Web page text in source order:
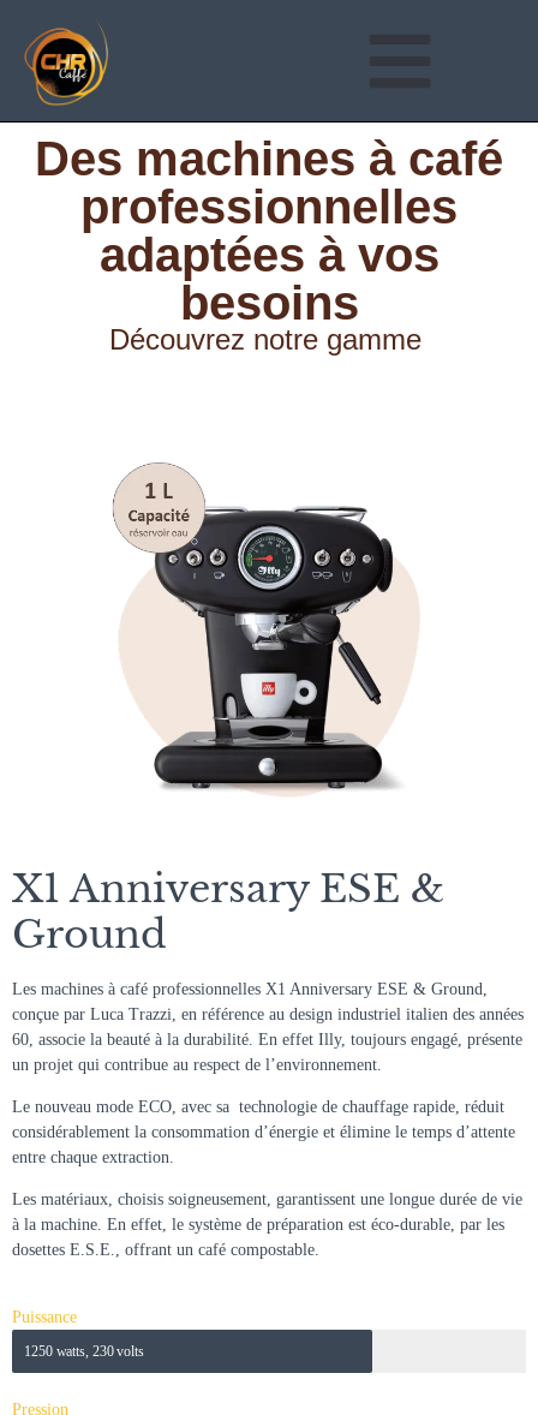
Des machines à café
professionnelles
adaptées à vos
besoins
Découvrez notre gamme
X1 Anniversary ESE &
Ground
Les machines à café professionnelles X1 Anniversary ESE & Ground,
conçue par Luca Trazzi, en référence au design industriel italien des années
60, associe la beauté à la durabilité. En effet Illy, toujours engagé, présente
un projet qui contribue au respect de l’environnement.
Le nouveau mode ECO, avec sa technologie de chauffage rapide, réduit
considérablement la consommation d’énergie et élimine le temps d’attente
entre chaque extraction.
Les matériaux, choisis soigneusement, garantissent une longue durée de vie
à la machine. En effet, le système de préparation est éco-durable, par les
dosettes E.S.E., offrant un café compostable.
Puissance
1250 watts, 230 volts
Pression